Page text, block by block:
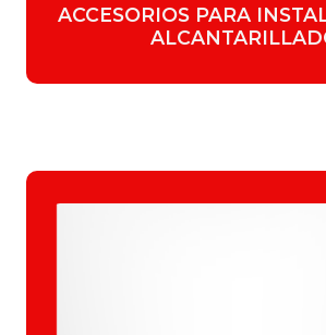
ACCESORIOS PARA